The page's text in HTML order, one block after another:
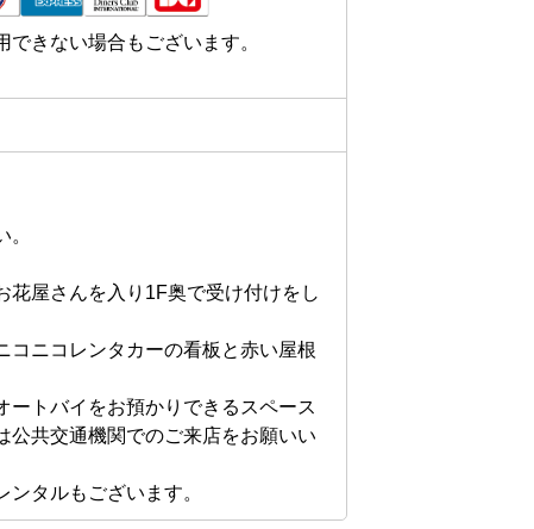
できない場合もございます。
花屋さんを入り1F奥で受け付けをし
コニコレンタカーの看板と赤い屋根
ートバイをお預かりできるスペース
公共交通機関でのご来店をお願いい
タルもございます。